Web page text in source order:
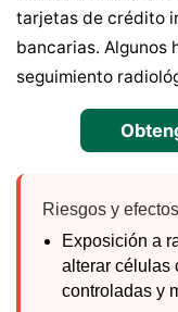
tarjetas de crédito
bancarias. Algunos
seguimiento
Riesgos y
Exposición a
alterar células
controladas y